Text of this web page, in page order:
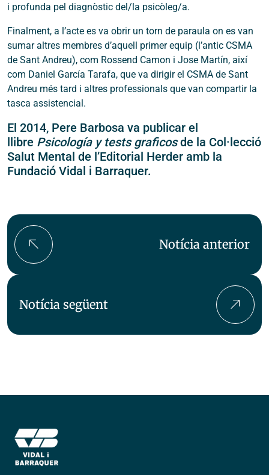
i profunda pel diagnòstic del/la psicòleg/a.
Finalment, a l’acte es va obrir un torn de paraula on es van
sumar altres membres d’aquell primer equip (l’antic CSMA
de Sant Andreu), com Rossend Camon i Jose Martín, així
com Daniel García Tarafa, que va dirigir el CSMA de Sant
Andreu més tard i altres professionals que van compartir la
tasca assistencial.
El 2014, Pere Barbosa va publicar el
llibre Psicología y tests graficosde la Col·lecció
Salut Mental de l’Editorial Herder amb la
Fundació Vidal i Barraquer.
Notícia anterior
Notícia següent